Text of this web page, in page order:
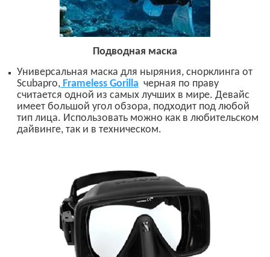
Подводная маска
Универсальная маска для ныряния, снорклинга от
Scubapro, Frameless Gorilla черная по праву
считается одной из самых лучших в мире. Девайс
имеет большой угол обзора, подходит под любой
тип лица. Использовать можно как в любительском
дайвинге, так и в техническом.